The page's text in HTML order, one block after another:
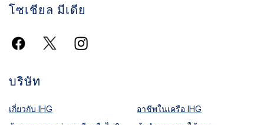
โซเชียล มีเดีย
บริษัท
เกี่ยวกับ IHG
อาชีพในเครือ IHG